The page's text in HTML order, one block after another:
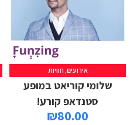
אירועים, חוויות
שלומי קוריאט במופע
סטנדאפ קורע!
₪80.00